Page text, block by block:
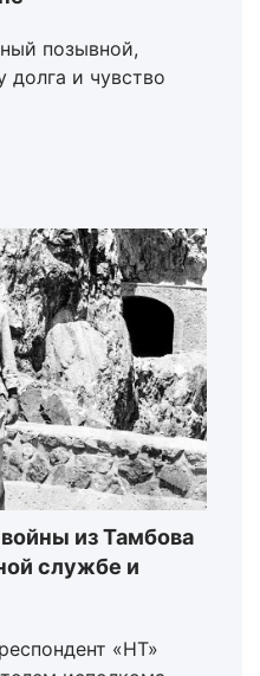
позывной,
долга и чувство
из Тамбова
службе и
«НТ»